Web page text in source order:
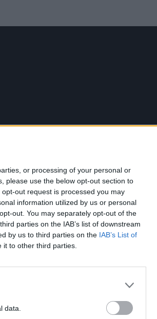
or processing of your personal or
please use the below opt-out section to
out request is processed you may
information utilized by us or personal
out. You may separately opt-out of the
parties on the IAB’s list of downstream
by us to third parties on the IAB’s List of
to other third parties.
data.